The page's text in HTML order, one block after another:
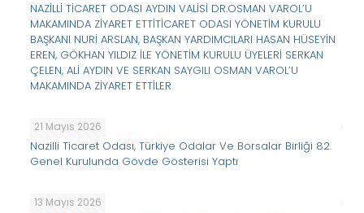
NAZİLLİ TİCARET ODASI AYDIN VALİSİ DR.OSMAN VAROL’U
MAKAMINDA ZİYARET ETTİTİCARET ODASI YÖNETİM KURULU
BAŞKANI NURİ ARSLAN, BAŞKAN YARDIMCILARI HASAN HÜSEYİN
EREN, GÖKHAN YILDIZ İLE YÖNETİM KURULU ÜYELERİ SERKAN
ÇELEN, ALİ AYDIN VE SERKAN SAYGILI OSMAN VAROL’U
MAKAMINDA ZİYARET ETTİLER
21 Mayıs 2026
Nazilli Ticaret Odası, Türkiye Odalar Ve Borsalar Birliği 82.
Genel Kurulunda Gövde Gösterisi Yaptı
13 Mayıs 2026